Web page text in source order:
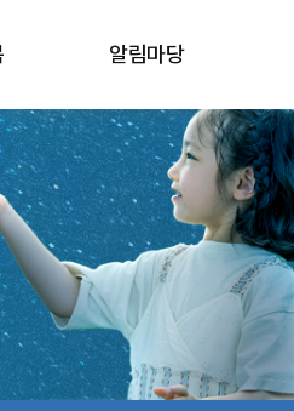
알림마당